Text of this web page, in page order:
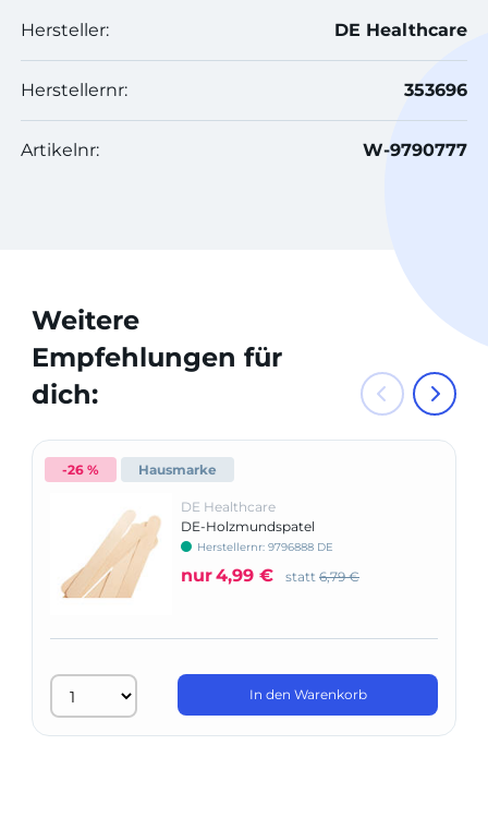
Hersteller: DE Healthcare
Herstellernr: 353696
Artikelnr: W-9790777
Weitere
Empfehlungen für
dich:
-26 % Hausmarke
DE Healthcare
DE-Holzmundspatel
Herstellernr: 9796888 DE
nur4,99 € statt 6,79 €
In den Warenkorb